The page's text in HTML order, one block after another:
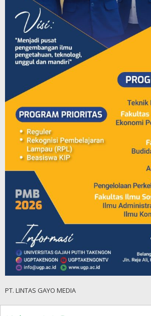
PT. LINTAS GAYO MEDIA